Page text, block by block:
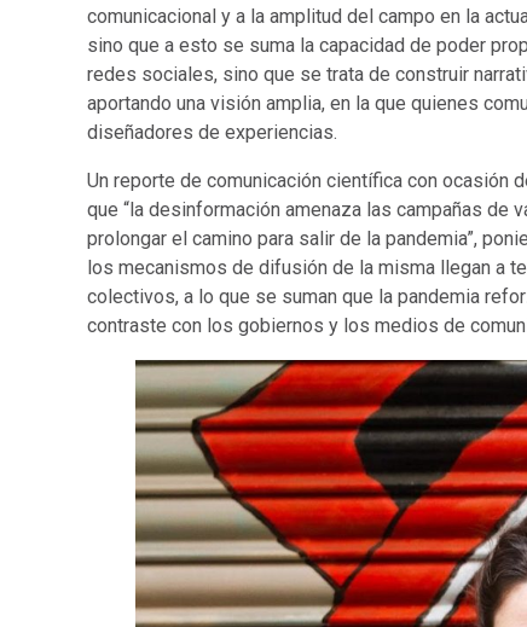
comunicacional y a la amplitud del campo en la
sino que a esto se suma la capacidad de poder
redes sociales, sino que se trata de construir
aportando una visión amplia, en la que quienes
diseñadores de experiencias.
Un reporte de comunicación científica con ocasión
que “la desinformación amenaza las campañas de
prolongar el camino para salir de la pandemia”,
los mecanismos de difusión de la misma llegan a
colectivos, a lo que se suman que la pandemia
contraste con los gobiernos y los medios de